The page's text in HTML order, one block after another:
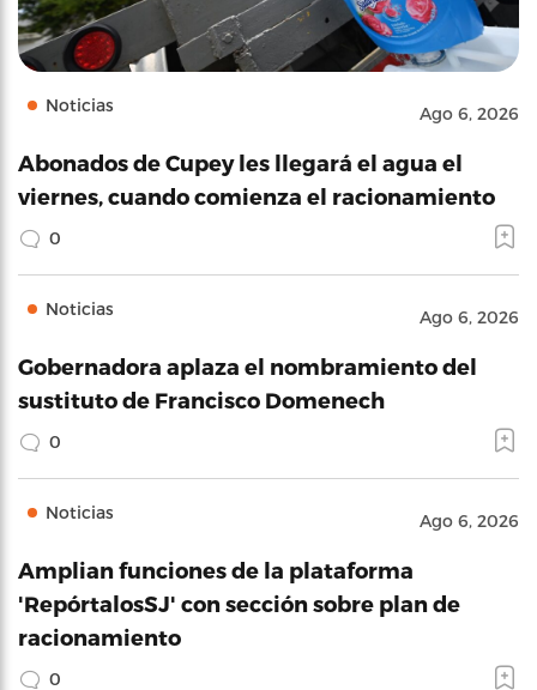
Noticias Ago 6, 2026
Abonados de Cupey les llegará el agua el
viernes, cuando comienza el racionamiento
0
Noticias Ago 6, 2026
Gobernadora aplaza el nombramiento del
sustituto de Francisco Domenech
0
Noticias Ago 6, 2026
Amplian funciones de la plataforma
'RepórtalosSJ' con sección sobre plan de
racionamiento
0